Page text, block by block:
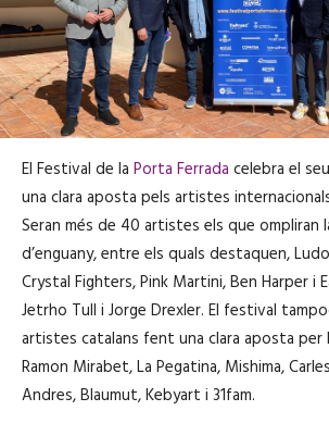
El Festival de la Porta Ferrada celebra el
una clara aposta pels artistes
Seran més de 40 artistes els que ompliran
d’enguany, entre els quals destaquen,
Crystal Fighters, Pink Martini, Ben Harper i
Jetrho Tull i Jorge Drexler. El festival
artistes catalans fent una clara aposta per
Ramon Mirabet, La Pegatina, Mishima,
Andres, Blaumut, Kebyart i 31fam.